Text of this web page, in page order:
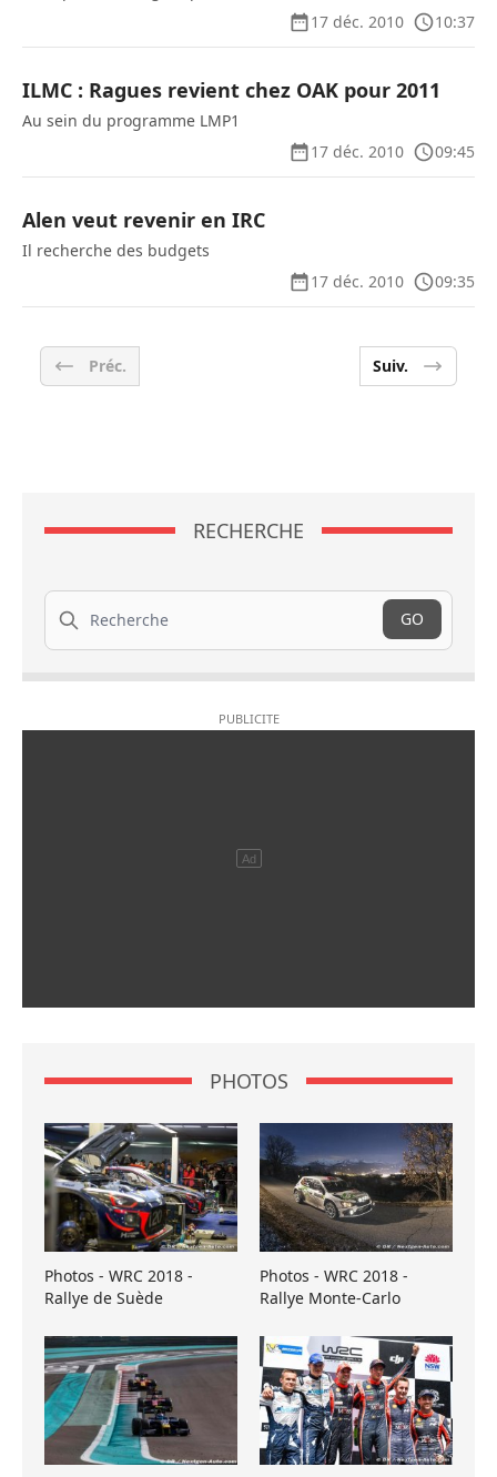
17 déc. 2010
10:37
ILMC : Ragues revient chez OAK pour 2011
Au sein du programme LMP1
17 déc. 2010
09:45
Alen veut revenir en IRC
Il recherche des budgets
17 déc. 2010
09:35
Préc. Suiv.
RECHERCHE
Recherche
GO
PHOTOS
Photos - WRC 2018 -
Rallye de Suède
Photos - WRC 2018 -
Rallye Monte-Carlo